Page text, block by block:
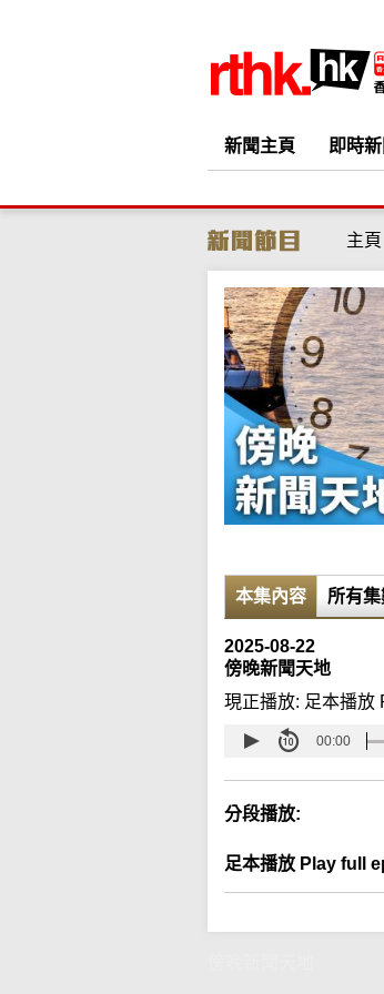
新聞主頁 即時
主頁
本集內容 所有
2025-08-22
傍晚新聞天地
現正播放: 足本播放
00:00
分段播放:
足本播放 Play full